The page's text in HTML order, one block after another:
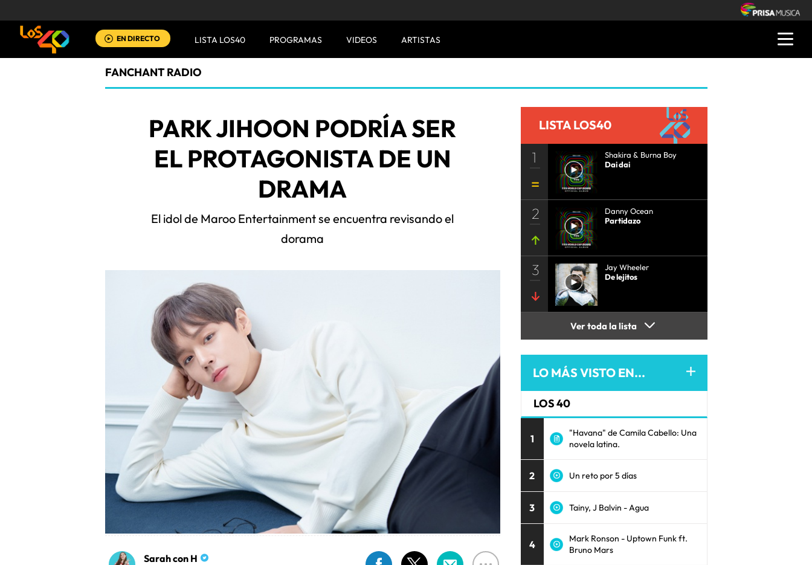
EN DIRECTO LISTA LOS40 PROGRAMAS VIDEOS ARTISTAS
FANCHANT RADIO
PARK JIHOON PODRÍA SER
EL PROTAGONISTA DE UN
DRAMA
El idol de Maroo Entertainment se encuentra revisando el
dorama
Sarah con H
LISTA LOS40
1
Shakira & Burna Boy
Dai dai
2
Danny Ocean
Partidazo
3
Jay Wheeler
De lejitos
Ver toda la lista
LO MÁS VISTO EN...
LOS 40
1
"Havana" de Camila Cabello: Una
novela latina.
2 Un reto por 5 días
3 Tainy, J Balvin - Agua
4
Mark Ronson - Uptown Funk ft.
Bruno Mars